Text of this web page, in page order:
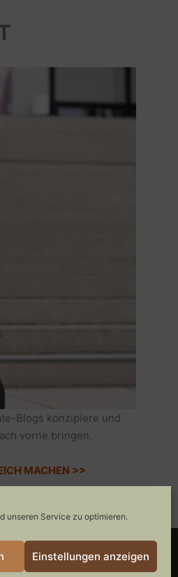
unseren Service zu optimieren.
Einstellungen anzeigen
Blogs konzipiere und
vorne bringen.
MACHEN >>